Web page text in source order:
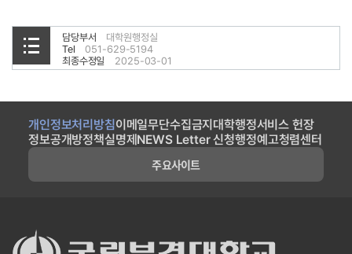
담당부서
대학원행정실
Tel
051-629-5194
최종수정일
2025-03-01
개인정보처리방침이메일무단수집금지대학행정서비스 헌장
정보공개방정책실명제NEWS Letter 신청행정예고청렴센터
주요사이트